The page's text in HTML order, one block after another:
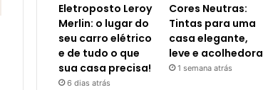
Eletroposto Leroy
Merlin: o lugar do
seu carro elétrico
e de tudo o que
sua casa precisa!
6 dias atrás
Cores Neutras:
Tintas para uma
casa elegante,
leve e acolhedora
1 semana atrás